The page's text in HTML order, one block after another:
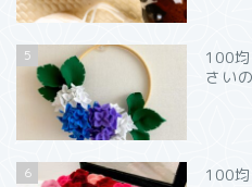
5
100
さい
6
100